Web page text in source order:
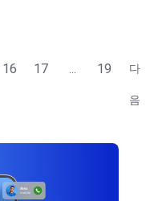
16 17 ... 19 다
음